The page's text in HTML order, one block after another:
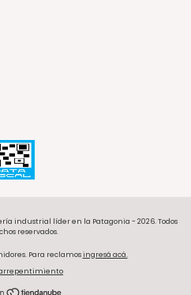
industrial líder en la Patagonia - 2026. Todos
reservados.
Para reclamos ingresá acá.
arrepentimiento